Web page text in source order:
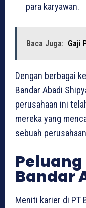
para karyawan.
Baca Juga: Gaji
Dengan berbagai
Bandar Abadi
perusahaan ini
mereka yang
sebuah
Peluang
Bandar
Meniti karier di PT